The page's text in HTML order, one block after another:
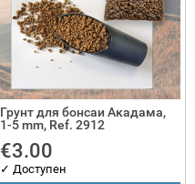
Грунт для бонсаи Акадама,
1-5 mm, Ref. 2912
€3.00
✓ Доступен